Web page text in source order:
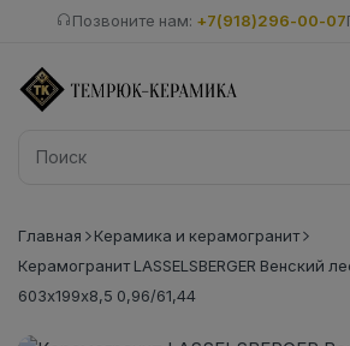
Позвоните нам: +7(918)296-00-07
Главная
Керамика и керамогранит
Керамогранит LASSELSBERGER Венский
603х199х8,5 0,96/61,44